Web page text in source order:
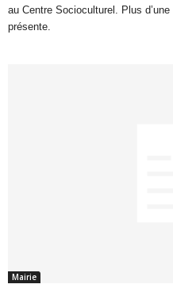
au Centre Socioculturel. Plus
présente.
Mairie